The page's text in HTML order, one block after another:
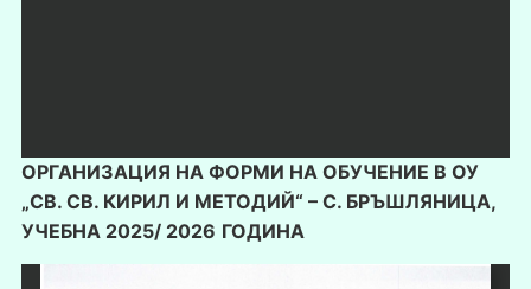
ОРГАНИЗАЦИЯ НА ФОРМИ НА ОБУЧЕНИЕ В ОУ
„СВ. СВ. КИРИЛ И МЕТОДИЙ“ – С. БРЪШЛЯНИЦА,
УЧЕБНА 2025/ 2026 ГОДИНА